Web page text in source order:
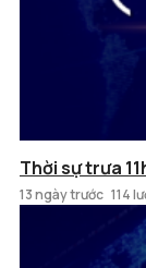
Thời sự trưa
13 ngày trước 114